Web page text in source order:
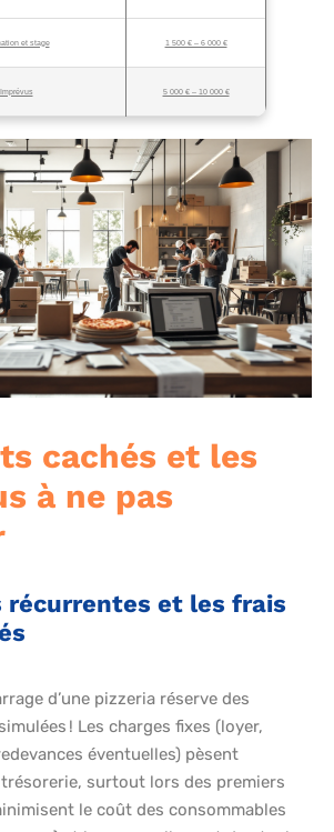
et stage 1 500 € – 6 000 €
Imprévus 5 000 € – 10 000 €
cachés et les
à ne pas
récurrentes et les frais
d’une pizzeria réserve des
! Les charges fixes (loyer,
éventuelles) pèsent
surtout lors des premiers
le coût des consommables